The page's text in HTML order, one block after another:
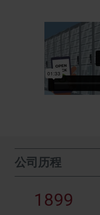
公司历程
1899